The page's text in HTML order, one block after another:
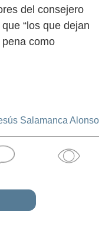
del consejero
“los que dejan
como
Salamanca Alonso